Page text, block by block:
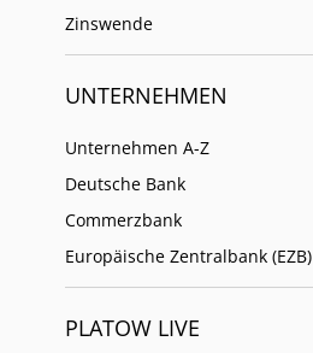
Zinswende
UNTERNEHMEN
Unternehmen A-Z
Deutsche Bank
Commerzbank
Europäische Zentralbank (EZB)
PLATOW LIVE